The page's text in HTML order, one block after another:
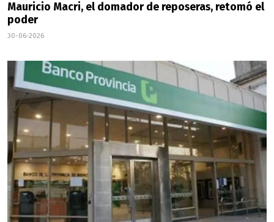
Mauricio Macri, el domador de reposeras, retomó el
poder
30-06-2026